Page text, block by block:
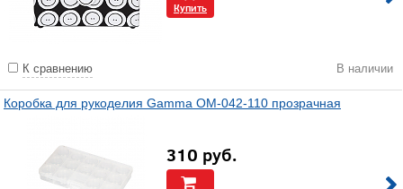
Купить
К сравнению В наличии
Коробка для рукоделия Gamma ОМ-042-110 прозрачная
310 руб.